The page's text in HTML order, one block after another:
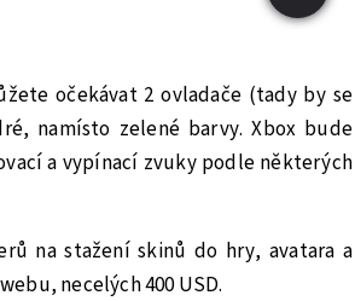
očekávat 2 ovladače (tady by se
namísto zelené barvy. Xbox bude
a vypínací zvuky podle některých
na stažení skinů do hry, avatara a
necelých 400 USD.